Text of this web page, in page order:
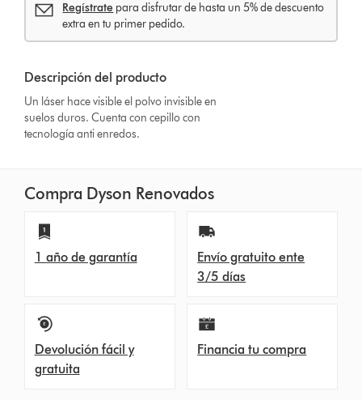
Regístrate para disfrutar de hasta un 5% de descuento
extra en tu primer pedido.
Descripción del producto
Un láser hace visible el polvo invisible en
suelos duros. Cuenta con cepillo con
tecnología anti enredos.
Compra Dyson Renovados
1 año de garantía
Envío gratuito ente
3/5 días
Devolución fácil y
gratuita
Financia tu compra